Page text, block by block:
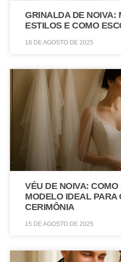
GRINALDA DE NOIVA:
ESTILOS E COMO
18 DE AGOSTO DE 2025
VÉU DE NOIVA:
MODELO IDEAL PARA
CERIMÔNIA
15 DE AGOSTO DE 2025